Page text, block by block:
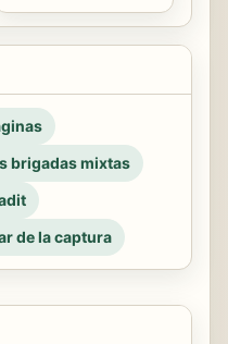
brigadas mixtas
de la captura